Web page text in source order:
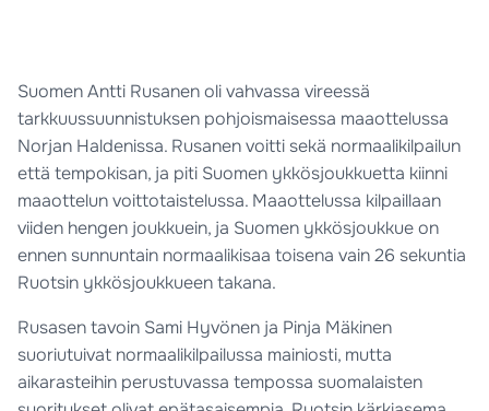
Suomen Antti Rusanen oli vahvassa vireessä
tarkkuussuunnistuksen pohjoismaisessa maaottelussa
Norjan Haldenissa. Rusanen voitti sekä normaalikilpailun
että tempokisan, ja piti Suomen ykkösjoukkuetta kiinni
maaottelun voittotaistelussa. Maaottelussa kilpaillaan
viiden hengen joukkuein, ja Suomen ykkösjoukkue on
ennen sunnuntain normaalikisaa toisena vain 26 sekuntia
Ruotsin ykkösjoukkueen takana.
Rusasen tavoin Sami Hyvönen ja Pinja Mäkinen
suoriutuivat normaalikilpailussa mainiosti, mutta
aikarasteihin perustuvassa tempossa suomalaisten